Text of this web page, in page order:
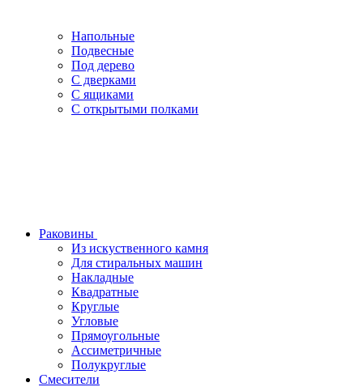
Напольные
Подвесные
Под дерево
С дверками
С ящиками
С открытыми полками
Раковины
Из искуственного камня
Для стиральных машин
Накладные
Квадратные
Круглые
Угловые
Прямоугольные
Ассиметричные
Полукруглые
Смесители